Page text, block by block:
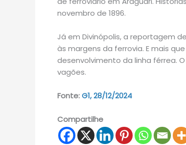
novembro de 1896.
Já em Divinópolis, a reportagem
às margens da ferrovia. E mais
desenvolvimento da linha férrea.
vagões.
Fonte:G1, 28/12/2024
Compartilhe